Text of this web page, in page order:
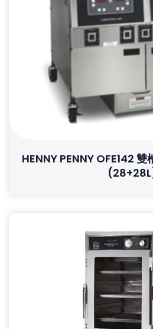
HENNY PENNY OFE142